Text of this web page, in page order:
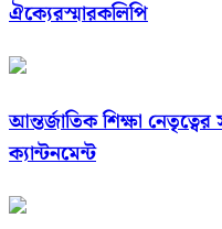
ঐক্যেরস্মারকলিপি
আন্তর্জাতিক শিক্ষা
ক্যান্টনমেন্ট